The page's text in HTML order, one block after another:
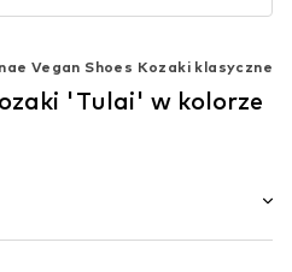
nae Vegan Shoes Kozaki klasyczne
'Tulai' w kolorze